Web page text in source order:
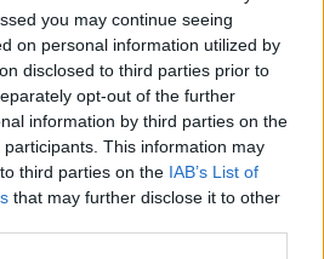
you may continue seeing
on personal information utilized by
disclosed to third parties prior to
opt-out of the further
information by third parties on the
participants. This information may
third parties on the IAB’s List of
that may further disclose it to other
Beépitett szépség 2